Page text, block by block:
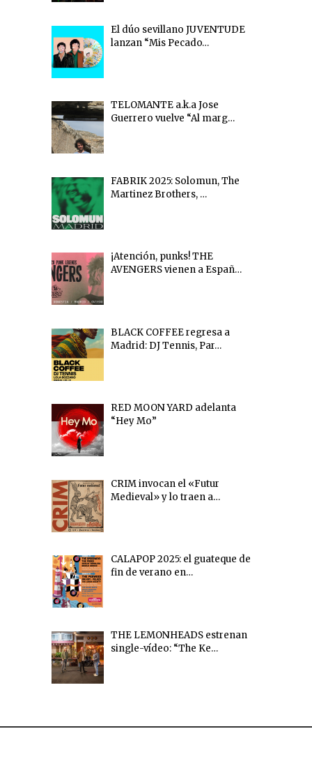
El dúo sevillano JUVENTUDE
lanzan “Mis Pecado…
TELOMANTE a.k.a Jose
Guerrero vuelve “Al marg…
FABRIK 2025: Solomun, The
Martinez Brothers, …
¡Atención, punks! THE
AVENGERS vienen a Españ…
BLACK COFFEE regresa a
Madrid: DJ Tennis, Par…
RED MOON YARD adelanta
“Hey Mo”
CRIM invocan el «Futur
Medieval» y lo traen a…
CALAPOP 2025: el guateque de
fin de verano en…
THE LEMONHEADS estrenan
single-vídeo: “The Ke…